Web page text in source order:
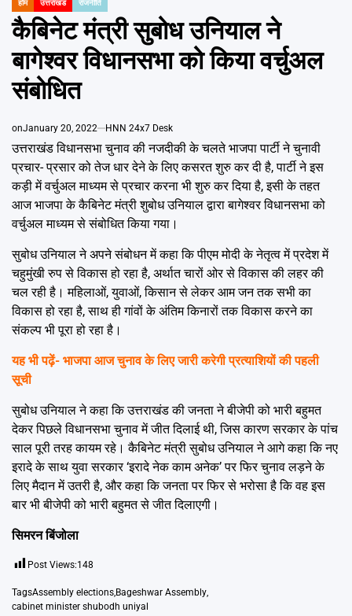
POSTED
IN
होम उत्तराखंड राजनीति
कैबिनेट मंत्री सुबोध उनियाल ने
बागेश्वर विधानसभा को किया वर्चुअल
संबोधित
onJanuary 20, 2022 HNN 24x7 Desk
उत्तराखंड विधानसभा चुनाव की नजदीकी के चलते भाजपा पार्टी ने चुनावी
प्रचार- प्रसार को तेज धार देने के लिए कसरत शुरु कर दी है, पार्टी ने इस
कड़ी में वर्चुअल माध्यम से प्रचार करना भी शुरु कर दिया है, इसी के तहत
आज भाजपा के कैबिनेट मंत्री शुबोध उनियाल द्वारा बागेश्वर विधानसभा को
वर्चुअल माध्यम से संबोधित किया गया।
सुबोध उनियाल ने अपने संबोधन में कहा कि पीएम मोदी के नेतृत्व में प्रदेश में
चहुमुंखी रुप से विकास हो रहा है, अर्थात चारों ओर से विकास की लहर की
चल रही है। महिलाओं, युवाओं, किसान से लेकर आम जन तक सभी का
विकास हो रहा है, साथ ही गांवों के अंतिम किनारों तक विकास करने का
संकल्प भी पूरा हो रहा है।
यह भी पढ़ें- भाजपा आज चुनाव के लिए जारी करेगी प्रत्याशियों की पहली
सूची
सुबोध उनियाल ने कहा कि उत्तराखंड की जनता ने बीजेपी को भारी बहुमत
देकर पिछले विधानसभा चुनाव में जीत दिलाई थी, जिस कारण सरकार के पांच
साल पूरी तरह कायम रहे। कैबिनेट मंत्री सुबोध उनियाल ने आगे कहा कि नए
इरादे के साथ युवा सरकार ‘इरादे नेक काम अनेक’ पर फिर चुनाव लड़ने के
लिए मैदान में उतरी है, और कहा कि जनता पर फिर से भरोसा है कि वह इस
बार भी बीजेपी को भारी बहुमत से जीत दिलाएगी।
सिमरन बिंजोला
Post Views:148
TagsAssembly elections,Bageshwar Assembly,
cabinet minister shubodh uniyal